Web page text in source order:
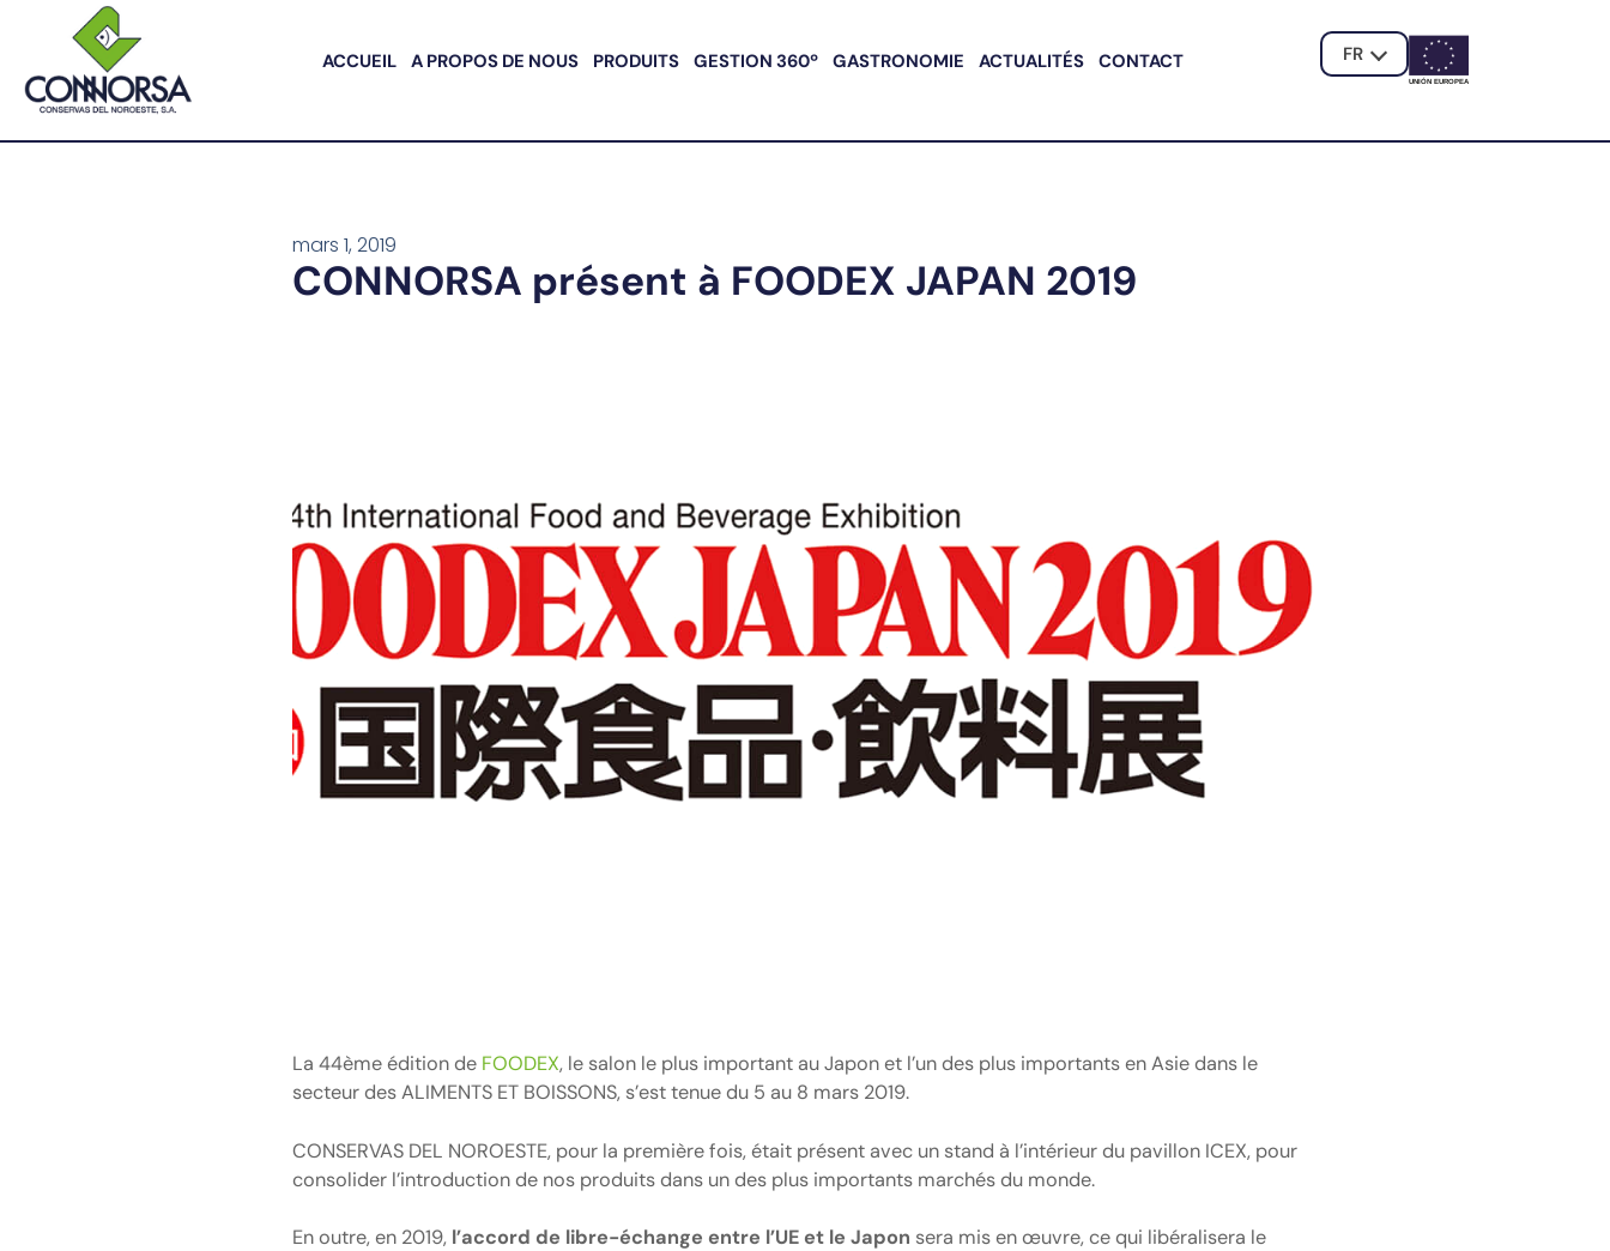
ACCUEIL A PROPOS DE NOUS PRODUITS GESTION 360º GASTRONOMIE ACTUALITÉS CONTACT FR
UNIÓN EUROPEA
mars 1, 2019
CONNORSA présent à FOODEX JAPAN 2019
La 44ème édition de FOODEX, le salon le plus important au Japon et l’un des plus importants en Asie dans le
secteur des ALIMENTS ET BOISSONS, s’est tenue du 5 au 8 mars 2019.
CONSERVAS DEL NOROESTE, pour la première fois, était présent avec un stand à l’intérieur du pavillon ICEX, pour
consolider l’introduction de nos produits dans un des plus importants marchés du monde.
En outre, en 2019, l’accord de libre-échange entre l’UE et le Japon sera mis en œuvre, ce qui libéralisera le